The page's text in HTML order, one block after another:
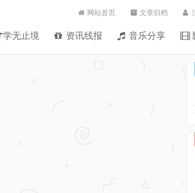
学无止境 资讯线报 音乐分享
网站首页 文章归档